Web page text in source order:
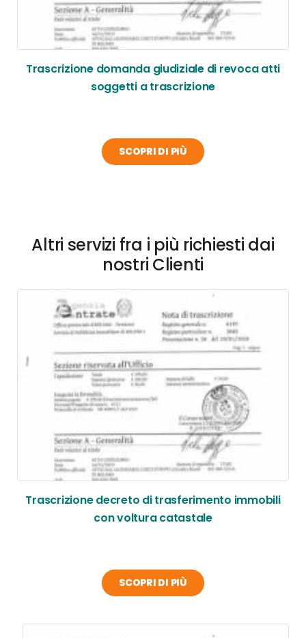
Trascrizione domanda giudiziale di revoca atti
soggetti a trascrizione
SCOPRI DI PIÙ
Altri servizi fra i più richiesti dai
nostri Clienti
Trascrizione decreto di trasferimento immobili
con voltura catastale
SCOPRI DI PIÙ